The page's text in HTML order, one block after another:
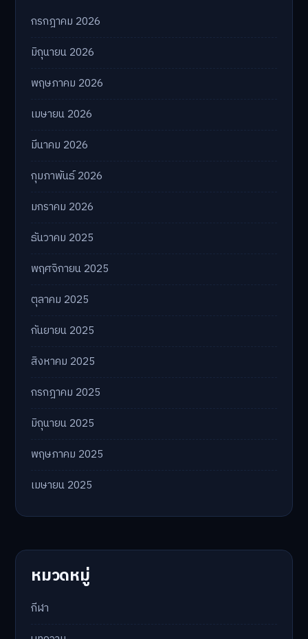
กรกฎาคม 2026
มิถุนายน 2026
พฤษภาคม 2026
เมษายน 2026
มีนาคม 2026
กุมภาพันธ์ 2026
มกราคม 2026
ธันวาคม 2025
พฤศจิกายน 2025
ตุลาคม 2025
กันยายน 2025
สิงหาคม 2025
กรกฎาคม 2025
มิถุนายน 2025
พฤษภาคม 2025
เมษายน 2025
หมวดหมู่
กีฬา